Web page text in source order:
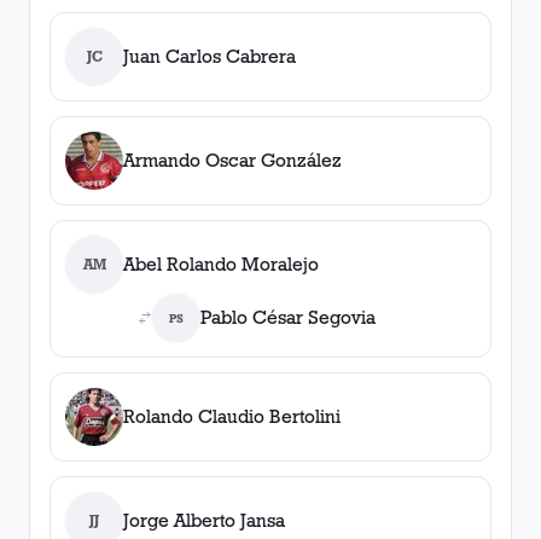
JC Juan Carlos Cabrera
Armando Oscar González
AM Abel Rolando Moralejo
PS Pablo César Segovia
Rolando Claudio Bertolini
JJ Jorge Alberto Jansa